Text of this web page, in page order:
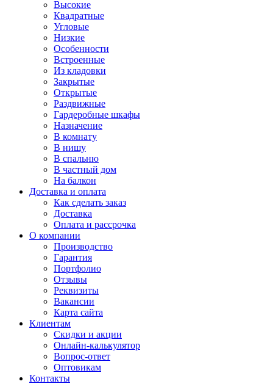
Высокие
Квадратные
Угловые
Низкие
Особенности
Встроенные
Из кладовки
Закрытые
Открытые
Раздвижные
Гардеробные шкафы
Назначение
В комнату
В нишу
В спальню
В частный дом
На балкон
Доставка и оплата
Как сделать заказ
Доставка
Оплата и рассрочка
О компании
Производство
Гарантия
Портфолио
Отзывы
Реквизиты
Вакансии
Карта сайта
Клиентам
Скидки и акции
Онлайн-калькулятор
Вопрос-ответ
Оптовикам
Контакты